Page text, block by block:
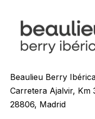
Beaulieu Berry
Carretera Ajalvir, Km
28806, Madrid